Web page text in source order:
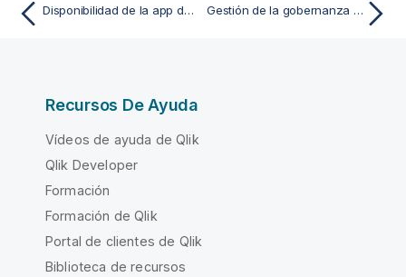
Disponibilidad de la app de chatbot de Qlik en Microsoft Teams Gestión de la gobernanza y las transferencias de datos
Recursos De Ayuda
Vídeos de ayuda de Qlik
Qlik Developer
Formación
Formación de Qlik
Portal de clientes de Qlik
Biblioteca de recursos